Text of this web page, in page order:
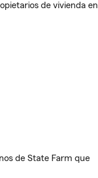
de vivienda en
de State Farm que